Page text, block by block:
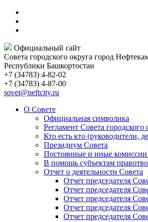
Официальный сайт
Совета городского округа город
Республики Башкортостан
+7 (34783) 4-82-02
+7 (34783) 4-87-00
sovet@neftcity.ru
О Совете
Официальная символика
Регламент Совета городского
Кто есть кто (руководители,
Президиум Совета
Постоянные и иные комиссии
В помощь субъектам
Отчет о деятельности Совета
Отчет председателя
Отчет председателя
Отчет председателя
Отчет председателя
Отчет председателя